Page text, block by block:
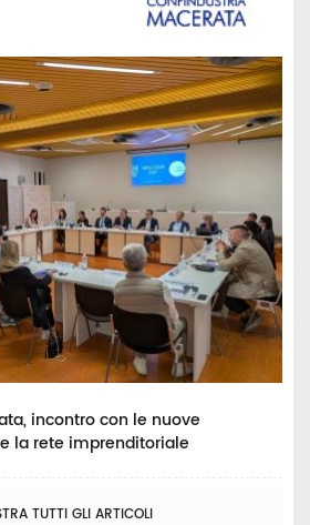
incontro con le nuove
la rete imprenditoriale
TUTTI GLI ARTICOLI